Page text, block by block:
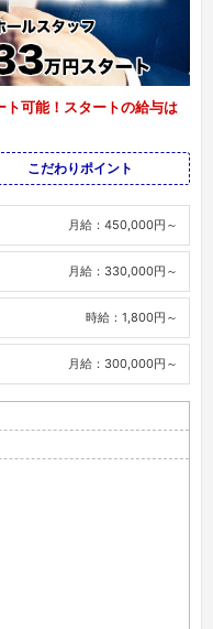
可能！スタートの給与は
こだわりポイント
月給：450,000円～
月給：330,000円～
時給：1,800円～
月給：300,000円～